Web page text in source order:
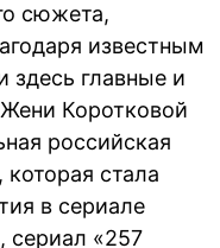
сюжета,
известным
здесь главные и
Коротковой
российская
стала
в сериале
сериал «257